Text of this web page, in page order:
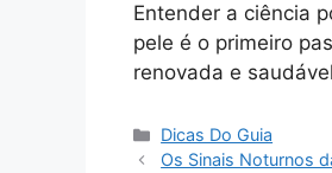
Entender a ciência
pele é o primeiro
renovada e
Categorias
Dicas Do Guia
Os Sinais Noturnos